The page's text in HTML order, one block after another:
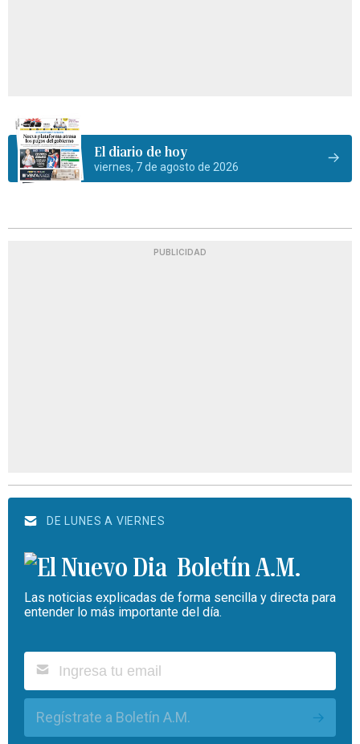
El diario de hoy
viernes, 7 de agosto de 2026
PUBLICIDAD
DE LUNES A VIERNES
Boletín A.M.
Las noticias explicadas de forma sencilla y directa para
entender lo más importante del día.
Regístrate a Boletín A.M.